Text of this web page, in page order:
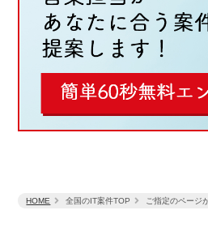
HOME 全国のIT案件TOP ご指定のページ